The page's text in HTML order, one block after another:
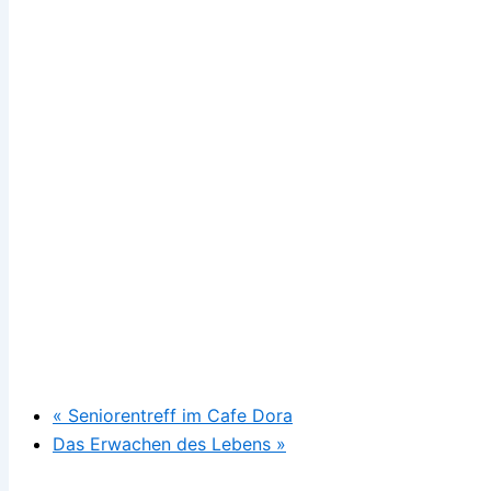
« Seniorentreff im Cafe Dora
Das Erwachen des Lebens »